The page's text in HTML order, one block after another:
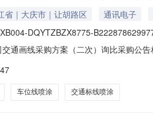
省｜大庆市｜让胡路区
通讯电子
DQYTZBZX8775-
通画线采购方案（二次）询比采购公
.xls
车位线喷涂 交通标线喷涂